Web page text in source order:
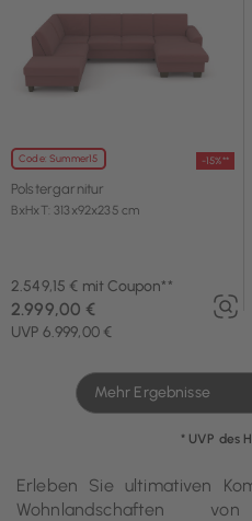
Code: Summer15 -15%**
Polstergarnitur
BxHxT: 313x92x235 cm
2.549,15 € mit Coupon**
UVP 6.999,00 €
2.999,00 €
Mehr Ergebnisse
* UVP des
Erleben Sie ultimativen
Wohnlandschaften